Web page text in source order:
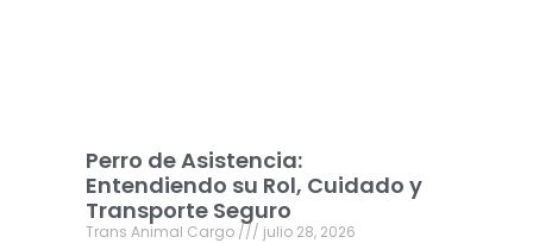
Perro de Asistencia:
Entendiendo su Rol, Cuidado y
Transporte Seguro
Trans Animal Cargo julio 28, 2026